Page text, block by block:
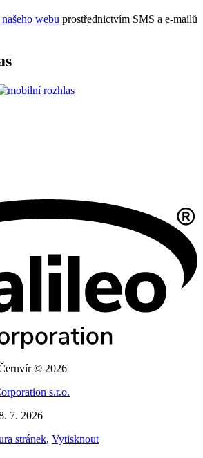
webu prostřednictvím SMS a e-mailů
© 2026
s.r.o.
7. 2026
stránek, Vytisknout